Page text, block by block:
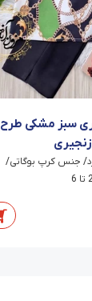
سبز مشکی طرح
جنس کرپ بوگاتی/